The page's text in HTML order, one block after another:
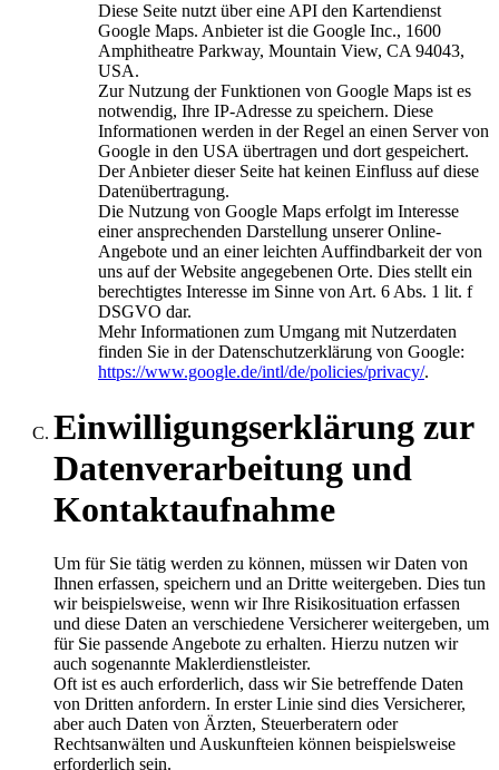
Diese Seite nutzt über eine API den Kartendienst
Google Maps. Anbieter ist die Google Inc., 1600
Amphitheatre Parkway, Mountain View, CA 94043,
USA.
Zur Nutzung der Funktionen von Google Maps ist es
notwendig, Ihre IP-Adresse zu speichern. Diese
Informationen werden in der Regel an einen Server von
Google in den USA übertragen und dort gespeichert.
Der Anbieter dieser Seite hat keinen Einfluss auf diese
Datenübertragung.
Die Nutzung von Google Maps erfolgt im Interesse
einer ansprechenden Darstellung unserer Online-
Angebote und an einer leichten Auffindbarkeit der von
uns auf der Website angegebenen Orte. Dies stellt ein
berechtigtes Interesse im Sinne von Art. 6 Abs. 1 lit. f
DSGVO dar.
Mehr Informationen zum Umgang mit Nutzerdaten
finden Sie in der Datenschutzerklärung von Google:
https://www.google.de/intl/de/policies/privacy/.
Einwilligungserklärung zur
Datenverarbeitung und
Kontaktaufnahme
Um für Sie tätig werden zu können, müssen wir Daten von
Ihnen erfassen, speichern und an Dritte weitergeben. Dies tun
wir beispielsweise, wenn wir Ihre Risikosituation erfassen
und diese Daten an verschiedene Versicherer weitergeben, um
für Sie passende Angebote zu erhalten. Hierzu nutzen wir
auch sogenannte Maklerdienstleister.
Oft ist es auch erforderlich, dass wir Sie betreffende Daten
von Dritten anfordern. In erster Linie sind dies Versicherer,
aber auch Daten von Ärzten, Steuerberatern oder
Rechtsanwälten und Auskunfteien können beispielsweise
erforderlich sein.